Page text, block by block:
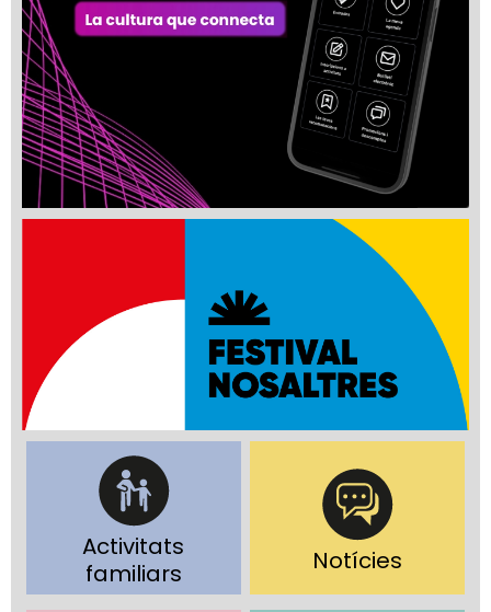
Activitats
familiars
Notícies